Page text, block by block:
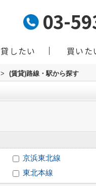
03-
貸したい 買いた
> (賃貸)路線・駅から探す
京浜東北線
東北本線